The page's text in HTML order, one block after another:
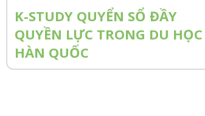
K-STUDY QUYỂN SỔ ĐẦY
QUYỀN LỰC TRONG DU HỌC
HÀN QUỐC